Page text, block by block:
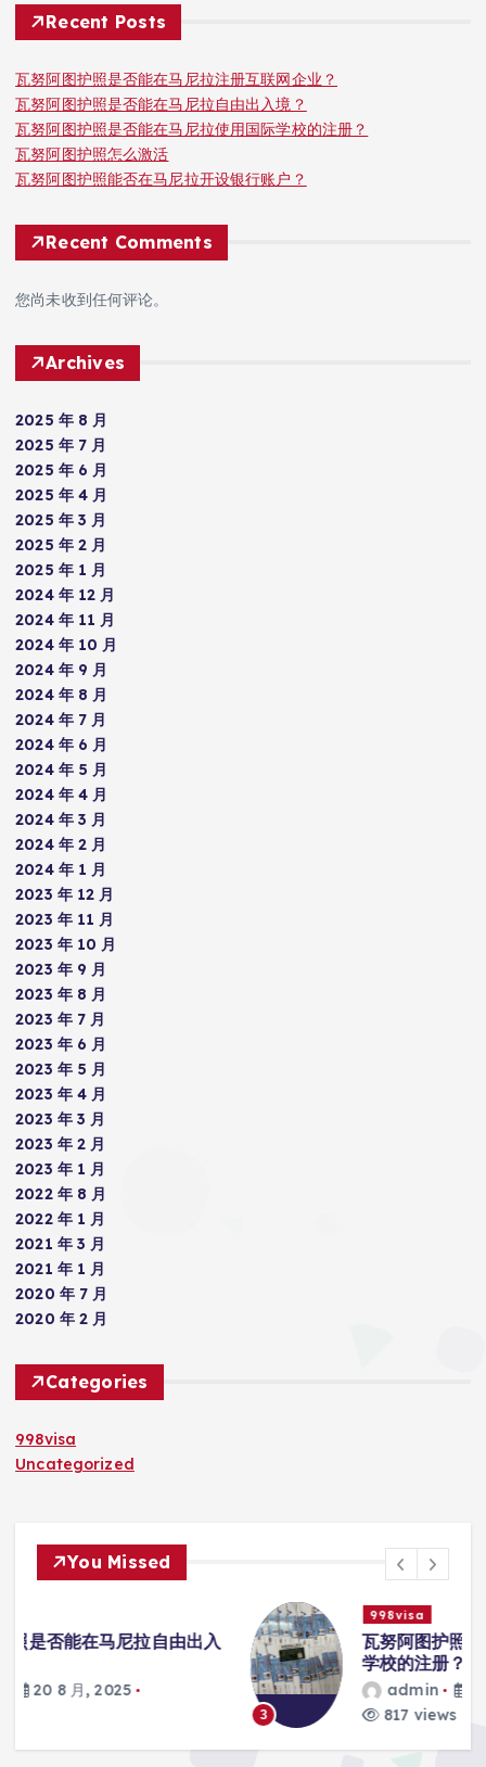
Recent Posts
瓦努阿图护照是否能在马尼拉注册互联网企业？
瓦努阿图护照是否能在马尼拉自由出入境？
瓦努阿图护照是否能在马尼拉使用国际学校的注册？
瓦努阿图护照怎么激活
瓦努阿图护照能否在马尼拉开设银行账户？
Recent Comments
您尚未收到任何评论。
Archives
2025 年 8 月
2025 年 7 月
2025 年 6 月
2025 年 4 月
2025 年 3 月
2025 年 2 月
2025 年 1 月
2024 年 12 月
2024 年 11 月
2024 年 10 月
2024 年 9 月
2024 年 8 月
2024 年 7 月
2024 年 6 月
2024 年 5 月
2024 年 4 月
2024 年 3 月
2024 年 2 月
2024 年 1 月
2023 年 12 月
2023 年 11 月
2023 年 10 月
2023 年 9 月
2023 年 8 月
2023 年 7 月
2023 年 6 月
2023 年 5 月
2023 年 4 月
2023 年 3 月
2023 年 2 月
2023 年 1 月
2022 年 8 月
2022 年 1 月
2021 年 3 月
2021 年 1 月
2020 年 7 月
2020 年 2 月
Categories
998visa
Uncategorized
You Missed
瓦努阿图护照是否能在马尼拉使用国际
学校的注册？
20 8 月, 2025